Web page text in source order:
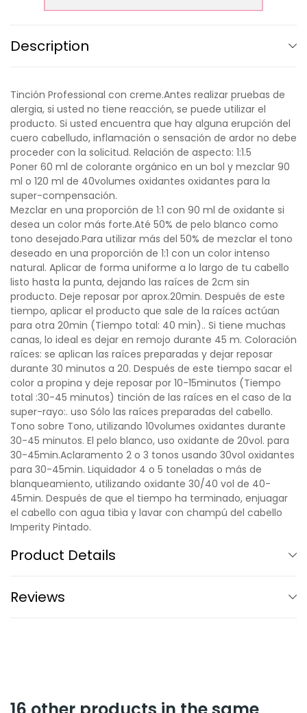
Description
Tinción Professional con creme.Antes realizar pruebas de
alergia, si usted no tiene reacción, se puede utilizar el
producto. Si usted encuentra que hay alguna erupción del
cuero cabelludo, inflamación o sensación de ardor no debe
proceder con la solicitud. Relación de aspecto: 1:1.5
Poner 60 ml de colorante orgánico en un bol y mezclar 90
ml o 120 ml de 40volumes oxidantes oxidantes para la
super-compensación.
Mezclar en una proporción de 1:1 con 90 ml de oxidante si
desea un color más forte.Até 50% de pelo blanco como
tono desejado.Para utilizar más del 50% de mezclar el tono
deseado en una proporción de 1:1 con un color intenso
natural. Aplicar de forma uniforme a lo largo de tu cabello
listo hasta la punta, dejando las raíces de 2cm sin
producto. Deje reposar por aprox.20min. Después de este
tiempo, aplicar el producto que sale de la raíces actúan
para otra 20min (Tiempo total: 40 min).. Si tiene muchas
canas, lo ideal es dejar en remojo durante 45 m. Coloración
raíces: se aplican las raíces preparadas y dejar reposar
durante 30 minutos a 20. Después de este tiempo sacar el
color a propina y deje reposar por 10-15minutos (Tiempo
total :30-45 minutos) tinción de las raíces en el caso de la
super-rayo:. uso Sólo las raíces preparadas del cabello.
Tono sobre Tono, utilizando 10volumes oxidantes durante
30-45 minutos. El pelo blanco, uso oxidante de 20vol. para
30-45min.Aclaramento 2 o 3 tonos usando 30vol oxidantes
para 30-45min. Liquidador 4 o 5 toneladas o más de
blanqueamiento, utilizando oxidante 30/40 vol de 40-
45min. Después de que el tiempo ha terminado, enjuagar
el cabello con agua tibia y lavar con champú del cabello
Imperity Pintado.
Product Details
Reviews